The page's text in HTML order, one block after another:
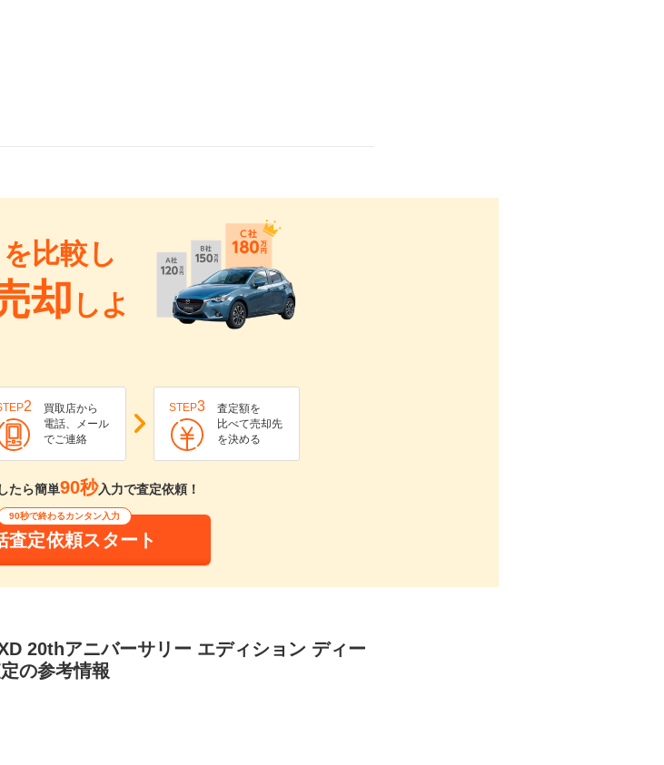
比較し
却 しよ
2
買取店から
電話、メール
でご連絡
STEP3
査定額を
比べて売却先
を決める
たら簡単90秒入力で査定依頼！
90秒で終わるカンタン入力
査定依頼スタート
20thアニバーサリー エディション ディー
の参考情報